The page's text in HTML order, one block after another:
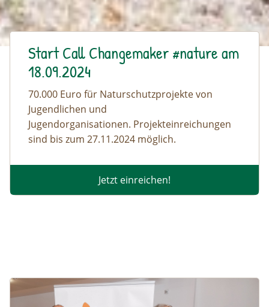
Start Call Changemaker #nature am
18.09.2024
70.000 Euro für Naturschutzprojekte von
Jugendlichen und
Jugendorganisationen. Projekteinreichungen
sind bis zum 27.11.2024 möglich.
Jetzt einreichen!
Image